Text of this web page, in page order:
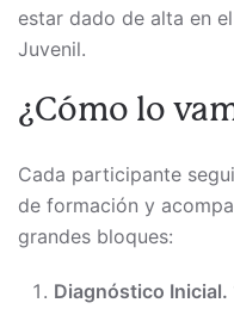
estar dado de alta en
Juvenil.
¿Cómo lo
Cada participante
de formación y
grandes bloques:
Diagnóstico Inicial.